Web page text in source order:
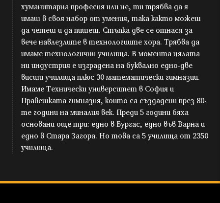
хуманитарна професия или не, ти трябва да я
имаш в своя набор от умения, така както можеш
да четеш и да пишеш. Стъпка две се отнася за
вече навлезлите в технологиите хора. Трябва да
имаме технологични училища. В момента цялата
ни индустрия е изградена на буквално едно-две
висши училища плюс 30 математически гимназии.
Имаме Технически университет в София и
Правешката гимназия, които са създадени през 80-
те години на миналия век. Преди 5 години бяха
основани още три: едно в Бургас, едно във Варна и
едно в Стара Загора. Но това са 5 училища от 2350
училища.